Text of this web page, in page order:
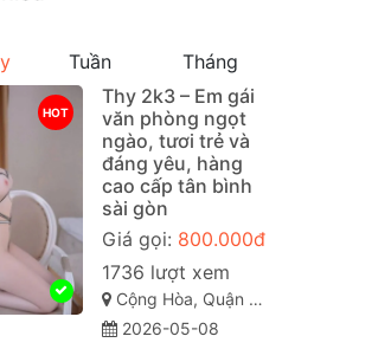
Tuần Tháng
HOT
Thy 2k3 – Em gái
văn phòng ngọt
ngào, tươi trẻ và
đáng yêu, hàng
cao cấp tân bình
sài gòn
Giá gọi: 800.000đ
1736 lượt xem
Cộng Hòa, Quận Tân Bình Sài Gòn ( TP. Hồ Chí Minh )
2026-05-08